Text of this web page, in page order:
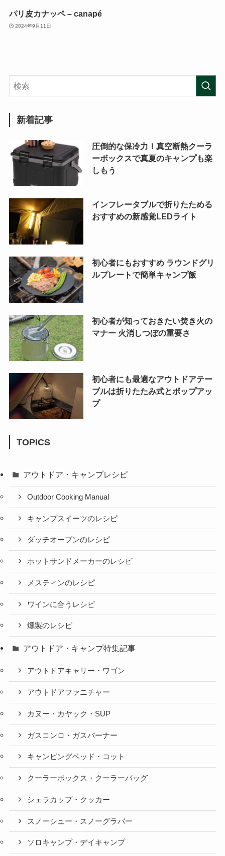
パリ皮カナッペ – canapé
2024年9月11日
新着記事
圧倒的な保冷力！真空断熱クーラ
ーボックスで真夏のキャンプも楽
しもう
インフレータブルで折りたためる
おすすめの新感覚LEDライト
初心者にもおすすめ ラウンドグリ
ルプレートで簡単キャンプ飯
初心者が知っておきたい焚き火の
マナー 火消しつぼの重要さ
初心者にも最適なアウトドアテー
ブルは折りたたみ式とポップアッ
プ
TOPICS
アウトドア・キャンプレシピ
Outdoor Cooking Manual
キャンプスイーツのレシピ
ダッチオーブンのレシピ
ホットサンドメーカーのレシピ
メスティンのレシピ
ワインに合うレシピ
燻製のレシピ
アウトドア・キャンプ特集記事
アウトドアキャリー・ワゴン
アウトドアファニチャー
カヌー・カヤック・SUP
ガスコンロ・ガスバーナー
キャンピングベッド・コット
クーラーボックス・クーラーバッグ
シェラカップ・クッカー
スノーシュー・スノーグラバー
ソロキャンプ・デイキャンプ